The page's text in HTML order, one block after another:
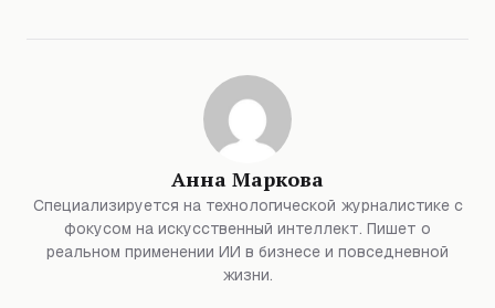
Анна Маркова
Специализируется на технологической журналистике с
фокусом на искусственный интеллект. Пишет о
реальном применении ИИ в бизнесе и повседневной
жизни.